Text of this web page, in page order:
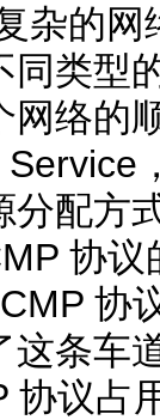
杂的网
同类型
网络的
分配方
协
协
这条车
协议占